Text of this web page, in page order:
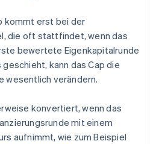
kommt erst bei der
die oft stattfindet, wenn das
bewertete Eigenkapitalrunde
kann das Cap die
wesentlich verändern.
konvertiert, wenn das
mit einem
aufnimmt, wie zum Beispiel